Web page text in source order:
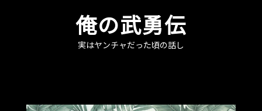
俺の武勇伝
実はヤンチャだった頃の話し